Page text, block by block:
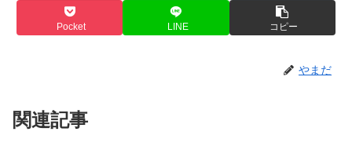
Pocket LINE コピー
やまだ
関連記事